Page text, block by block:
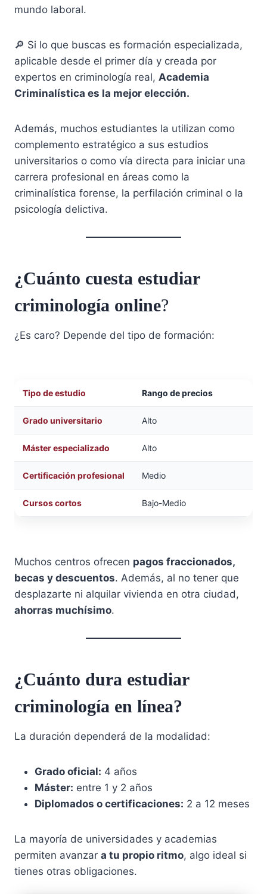
mundo laboral.
🔎 Si lo que buscas es formación especializada,
aplicable desde el primer día y creada por
expertos en criminología real, Academia
Criminalística es la mejor elección.
Además, muchos estudiantes la utilizan como
complemento estratégico a sus estudios
universitarios o como vía directa para iniciar una
carrera profesional en áreas como la
criminalística forense, la perfilación criminal o la
psicología delictiva.
¿Cuánto cuesta estudiar
criminología online?
¿Es caro? Depende del tipo de formación:
Tipo de estudio Rango de precios
Grado universitario Alto
Máster especializado Alto
Certificación profesional Medio
Cursos cortos Bajo-Medio
Muchos centros ofrecen pagos fraccionados,
becas y descuentos. Además, al no tener que
desplazarte ni alquilar vivienda en otra ciudad,
ahorras muchísimo.
¿Cuánto dura estudiar
criminología en línea?
La duración dependerá de la modalidad:
Grado oficial: 4 años
Máster: entre 1 y 2 años
Diplomados o certificaciones: 2 a 12 meses
La mayoría de universidades y academias
permiten avanzar a tu propio ritmo, algo ideal si
tienes otras obligaciones.